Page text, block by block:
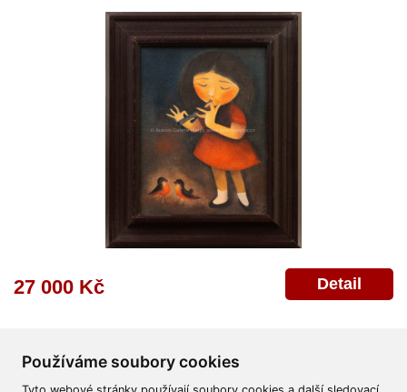
Používáme soubory cookies
27 000 Kč Detail